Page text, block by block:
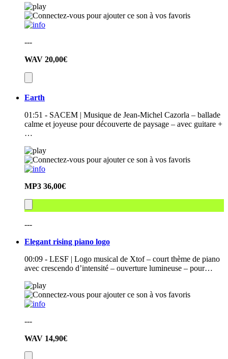
---
WAV 20,00€
Earth
01:51 - SACEM | Musique de Jean-Michel Cazorla – ballade
calme et joyeuse pour découverte de paysage – avec guitare +
…
MP3 36,00€
---
Elegant rising piano logo
00:09 - LESF | Logo musical de Xtof – court thème de piano
avec crescendo d’intensité – ouverture lumineuse – pour…
---
WAV 14,90€